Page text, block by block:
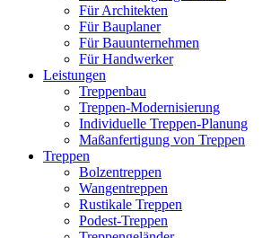
Für Architekten
Für Bauplaner
Für Bauunternehmen
Für Handwerker
Leistungen
Treppenbau
Treppen-Modernisierung
Individuelle Treppen-Planung
Maßanfertigung von Treppen
Treppen
Bolzentreppen
Wangentreppen
Rustikale Treppen
Podest-Treppen